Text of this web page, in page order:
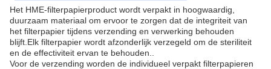
Het HME-filterpapierproduct wordt verpakt in hoogwaardig,
duurzaam materiaal om ervoor te zorgen dat de integriteit van
het filterpapier tijdens verzending en verwerking behouden
blijft.Elk filterpapier wordt afzonderlijk verzegeld om de steriliteit
en de effectiviteit ervan te behouden..
Voor de verzending worden de individueel verpakt filterpapieren